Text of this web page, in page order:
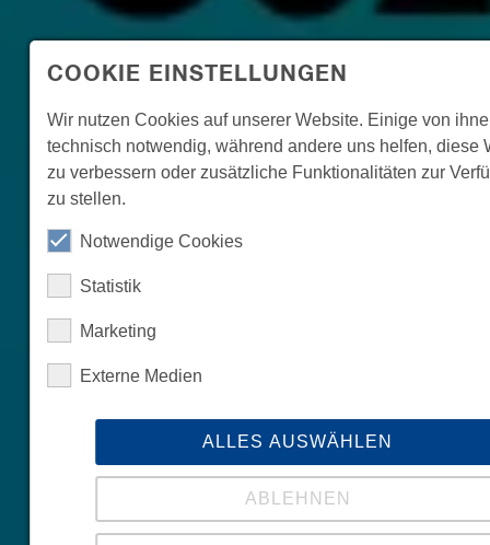
COOKIE EINSTELLUNGEN
Wir nutzen Cookies auf unserer Website. Einige von
technisch notwendig, während andere uns helfen, diese
zu verbessern oder zusätzliche Funktionalitäten zur
zu stellen.
Notwendige Cookies
Statistik
Marketing
Externe Medien
ALLES AUSWÄHLEN
ABLEHNEN